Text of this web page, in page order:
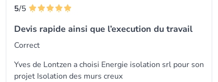
5/5
Devis rapide ainsi que l’execution du travail
Correct
Yves de Lontzen a choisi Energie isolation srl pour son
projet Isolation des murs creux